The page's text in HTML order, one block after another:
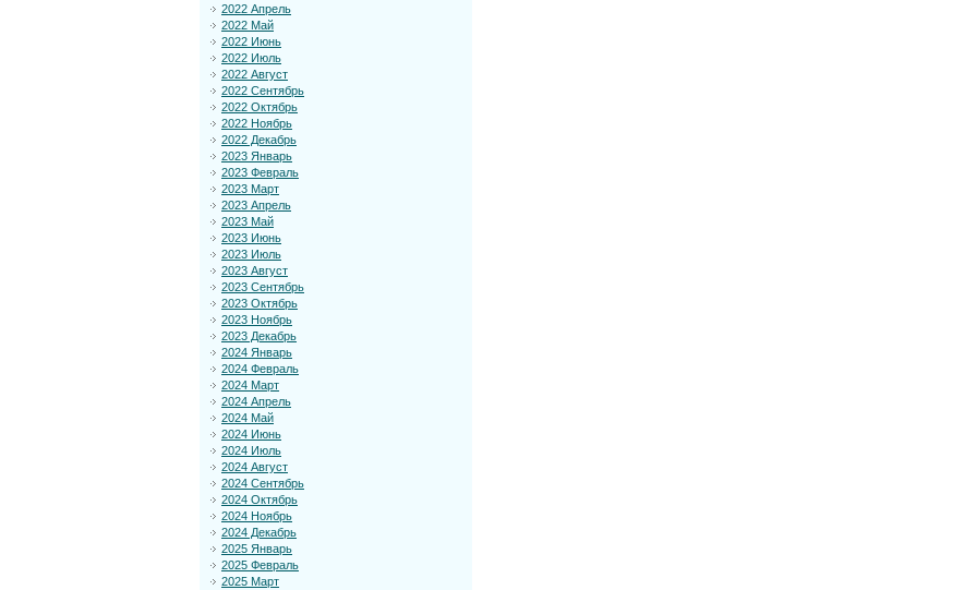
2022 Апрель
2022 Май
2022 Июнь
2022 Июль
2022 Август
2022 Сентябрь
2022 Октябрь
2022 Ноябрь
2022 Декабрь
2023 Январь
2023 Февраль
2023 Март
2023 Апрель
2023 Май
2023 Июнь
2023 Июль
2023 Август
2023 Сентябрь
2023 Октябрь
2023 Ноябрь
2023 Декабрь
2024 Январь
2024 Февраль
2024 Март
2024 Апрель
2024 Май
2024 Июнь
2024 Июль
2024 Август
2024 Сентябрь
2024 Октябрь
2024 Ноябрь
2024 Декабрь
2025 Январь
2025 Февраль
2025 Март